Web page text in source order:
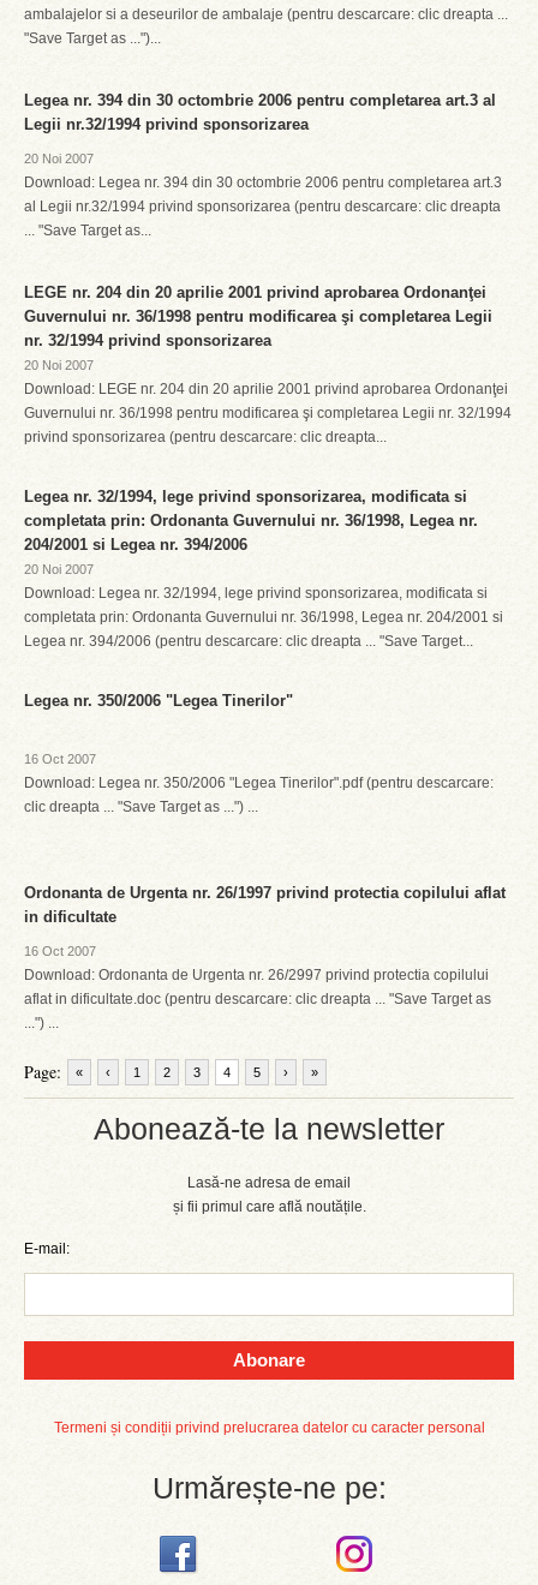
Abonează-te la newsletter
Lasă-ne adresa de email
și fii primul care află noutățile.
E-mail:
Abonare
Termeni și condiții privind prelucrarea datelor cu caracter personal
Urmărește-ne pe:
ambalajelor si a deseurilor de ambalaje (pentru descarcare: clic dreapta ...
"Save Target as ...")...
Legea nr. 394 din 30 octombrie 2006 pentru completarea art.3 al
Legii nr.32/1994 privind sponsorizarea
20 Noi 2007
Download: Legea nr. 394 din 30 octombrie 2006 pentru completarea art.3
al Legii nr.32/1994 privind sponsorizarea (pentru descarcare: clic dreapta
... "Save Target as...
LEGE nr. 204 din 20 aprilie 2001 privind aprobarea Ordonanţei
Guvernului nr. 36/1998 pentru modificarea şi completarea Legii
nr. 32/1994 privind sponsorizarea
20 Noi 2007
Download: LEGE nr. 204 din 20 aprilie 2001 privind aprobarea Ordonanţei
Guvernului nr. 36/1998 pentru modificarea şi completarea Legii nr. 32/1994
privind sponsorizarea (pentru descarcare: clic dreapta...
Legea nr. 32/1994, lege privind sponsorizarea, modificata si
completata prin: Ordonanta Guvernului nr. 36/1998, Legea nr.
204/2001 si Legea nr. 394/2006
20 Noi 2007
Download: Legea nr. 32/1994, lege privind sponsorizarea, modificata si
completata prin: Ordonanta Guvernului nr. 36/1998, Legea nr. 204/2001 si
Legea nr. 394/2006 (pentru descarcare: clic dreapta ... "Save Target...
Legea nr. 350/2006 "Legea Tinerilor"
16 Oct 2007
Download: Legea nr. 350/2006 "Legea Tinerilor".pdf (pentru descarcare:
clic dreapta ... "Save Target as ...") ...
Ordonanta de Urgenta nr. 26/1997 privind protectia copilului aflat
in dificultate
16 Oct 2007
Download: Ordonanta de Urgenta nr. 26/2997 privind protectia copilului
aflat in dificultate.doc (pentru descarcare: clic dreapta ... "Save Target as
...") ...
Page: « ‹ 1 2 3 4 5 › »